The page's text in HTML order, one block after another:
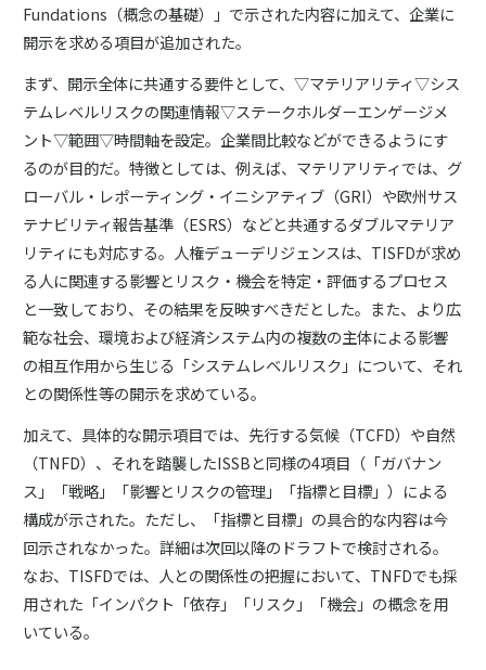
Fundations（概念の基礎）」で示された内容に加えて、企業に
開示を求める項目が追加された。
まず、開示全体に共通する要件として、▽マテリアリティ▽シス
テムレベルリスクの関連情報▽ステークホルダーエンゲージメ
ント▽範囲▽時間軸――を設定。企業間比較などができるようにす
るのが目的だ。特徴としては、例えば、マテリアリティでは、グ
ローバル・レポーティング・イニシアティブ（GRI）や欧州サス
テナビリティ報告基準（ESRS）などと共通するダブルマテリア
リティにも対応する。人権デューデリジェンスは、TISFDが求め
る人に関連する影響とリスク・機会を特定・評価するプロセス
と一致しており、その結果を反映すべきだとした。また、より広
範な社会、環境および経済システム内の複数の主体による影響
の相互作用から生じる「システムレベルリスク」について、それ
との関係性等の開示を求めている。
加えて、具体的な開示項目では、先行する気候（TCFD）や自然
（TNFD）、それを踏襲したISSBと同様の4項目（「ガバナン
ス」「戦略」「影響とリスクの管理」「指標と目標」）による
構成が示された。ただし、「指標と目標」の具合的な内容は今
回示されなかった。詳細は次回以降のドラフトで検討される。
なお、TISFDでは、人との関係性の把握において、TNFDでも採
用された「インパクト「依存」「リスク」「機会」の概念を用
いている。